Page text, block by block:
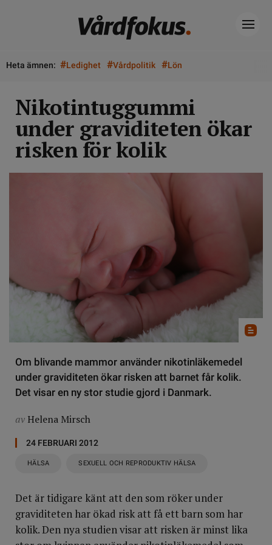
Heta ämnen: #Ledighet #Vårdpolitik #Lön
Nikotintuggummi
under graviditeten ökar
risken för kolik
Om blivande mammor använder nikotinläkemedel
under graviditeten ökar risken att barnet får kolik.
Det visar en ny stor studie gjord i Danmark.
av Helena Mirsch
24 FEBRUARI 2012
HÄLSA SEXUELL OCH REPRODUKTIV HÄLSA
Det är tidigare känt att den som röker under
graviditeten har ökad risk att få ett barn som har
kolik. Den nya studien visar att risken är minst lika